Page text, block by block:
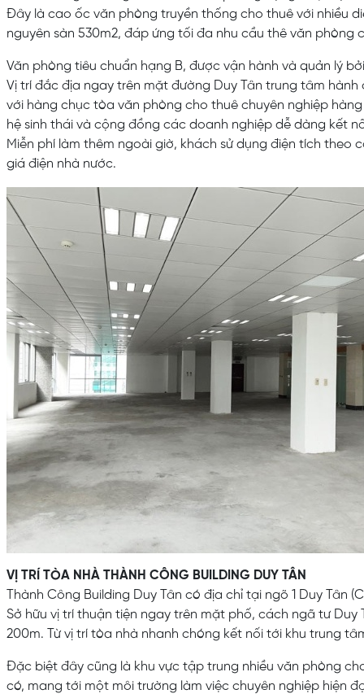
Đây là cao ốc văn phòng truyền thống cho thuê với nhiều
nguyên sàn 530m2, đáp ứng tối đa nhu cầu thê văn phòng
Văn phòng tiêu chuẩn hạng B, được vận hành và quản lý
Vị trí đắc địa ngay trên mặt đường Duy Tân trung tâm hành
với hàng chục tòa văn phòng cho thuê chuyên nghiệp
hệ sinh thái và cộng đồng các doanh nghiệp dễ dàng kết
Miễn phí làm thêm ngoài giờ, khách sử dụng điện tích theo
giá điện nhà nước.
VỊ TRÍ TÒA NHÀ THÀNH CÔNG BUILDING DUY TÂN
Thành Công Building Duy Tân có địa chỉ tại ngõ 1 Duy Tân
Sở hữu vị trí thuận tiện ngay trên mặt phố, cách ngã tư Duy
200m. Từ vị trí tòa nhà nhanh chóng kết nối tới khu trung
Đặc biệt đây cũng là khu vực tập trung nhiều văn phòng
có, mang tới một môi trường làm việc chuyên nghiệp hiện